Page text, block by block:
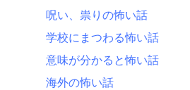
呪い、祟りの怖い話
学校にまつわる怖い話
意味が分かると怖い話
海外の怖い話